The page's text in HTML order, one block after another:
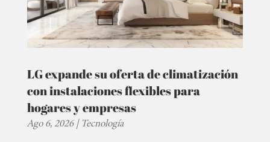
LG expande su oferta de climatización
con instalaciones flexibles para
hogares y empresas
Ago 6, 2026|Tecnología